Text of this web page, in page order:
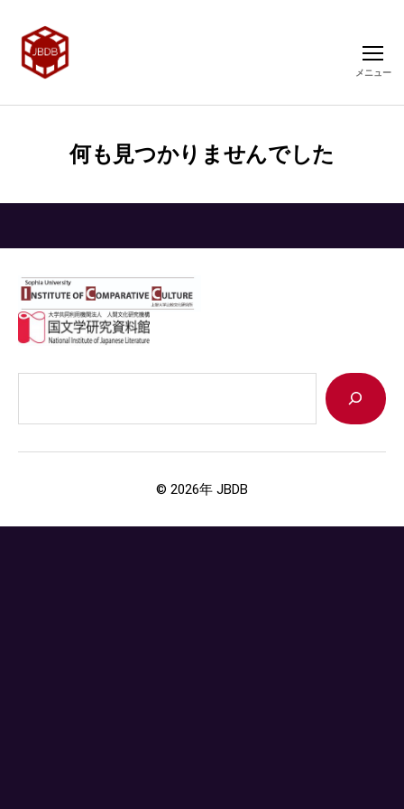
メニュー
何も見つかりませんでした
© 2026年 JBDB